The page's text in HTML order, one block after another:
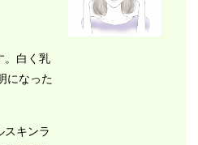
。白く乳
になった
スキンラ